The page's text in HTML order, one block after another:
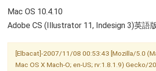
Mac OS 10.4.10
Adobe CS (Illustrator 11, Indesign 3)英語
[Elbacat]-2007/11/08 00:53:43 [Mozilla/5.0
Mac OS X Mach-O; en-US; rv:1.8.1.9) Gecko/